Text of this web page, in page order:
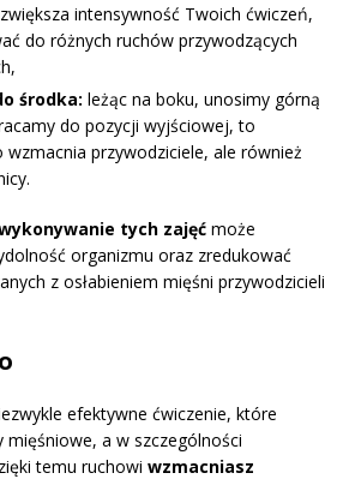
zwiększa intensywność Twoich ćwiczeń,
do różnych ruchów przywodzących
środka: leżąc na boku, unosimy górną
do pozycji wyjściowej, to
wzmacnia przywodziciele, ale również
tych zajęć może
organizmu oraz zredukować
z osłabieniem mięśni przywodzicieli
efektywne ćwiczenie, które
mięśniowe, a w szczególności
temu ruchowi wzmacniasz